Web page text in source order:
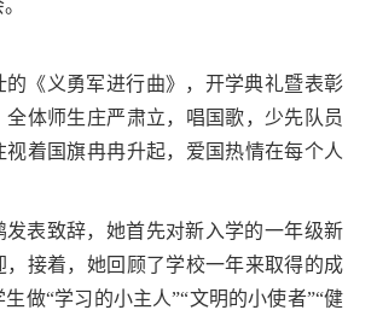
的《义勇军进行曲》，开学典礼暨表彰
全体师生庄严肃立，唱国歌，少先队员
视着国旗冉冉升起，爱国热情在每个人
发表致辞，她首先对新入学的一年级新
，接着，她回顾了学校一年来取得的成
做“学习的小主人”“文明的小使者”“健